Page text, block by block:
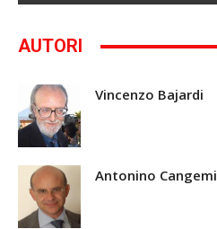
AUTORI
Vincenzo Bajardi
Antonino Cangemi